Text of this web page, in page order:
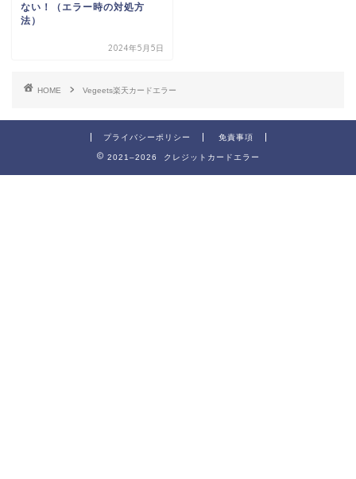
ない！（エラー時の対処方
法）
2024年5月5日
HOME Vegeets楽天カードエラー
プライバシーポリシー 免責事項
2021–2026 クレジットカードエラー